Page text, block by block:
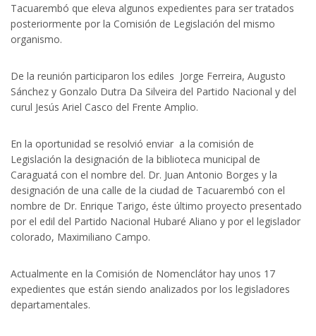
Tacuarembó que eleva algunos expedientes para ser tratados
posteriormente por la Comisión de Legislación del mismo
organismo.
De la reunión participaron los ediles Jorge Ferreira, Augusto
Sánchez y Gonzalo Dutra Da Silveira del Partido Nacional y del
curul Jesús Ariel Casco del Frente Amplio.
En la oportunidad se resolvió enviar a la comisión de
Legislación la designación de la biblioteca municipal de
Caraguatá con el nombre del. Dr. Juan Antonio Borges y la
designación de una calle de la ciudad de Tacuarembó con el
nombre de Dr. Enrique Tarigo, éste último proyecto presentado
por el edil del Partido Nacional Hubaré Aliano y por el legislador
colorado, Maximiliano Campo.
Actualmente en la Comisión de Nomenclátor hay unos 17
expedientes que están siendo analizados por los legisladores
departamentales.